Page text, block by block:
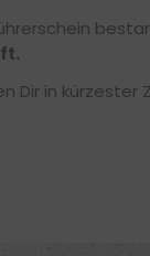
Dir in kürzester